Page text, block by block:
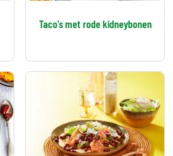
Taco's met rode kidneybonen